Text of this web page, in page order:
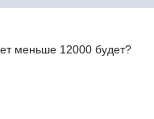
меньше 12000 будет?